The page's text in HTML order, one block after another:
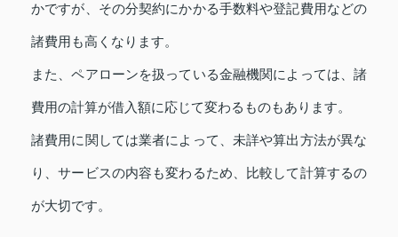
かですが、その分契約にかかる手数料や登記費用などの
諸費用も高くなります。
また、ペアローンを扱っている金融機関によっては、諸
費用の計算が借入額に応じて変わるものもあります。
諸費用に関しては業者によって、未詳や算出方法が異な
り、サービスの内容も変わるため、比較して計算するの
が大切です。